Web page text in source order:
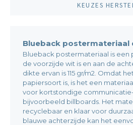
KEUZES
Blueback postermateriaal
Blueback postermateriaal is een
de voorzijde wit is en aan de
dikte ervan is 115 gr/m2. Omdat
papiersoort is, is het een
voor kortstondige
bijvoorbeeld billboards. Het
recyclebaar en klaar voor
blauwe achterzijde kan het